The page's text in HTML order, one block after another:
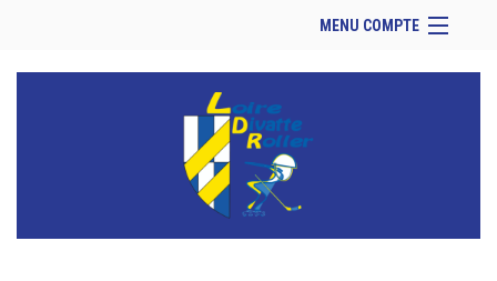
MENU COMPTE
Retour à notre site
Facebook
Se connecter
Panier (vide